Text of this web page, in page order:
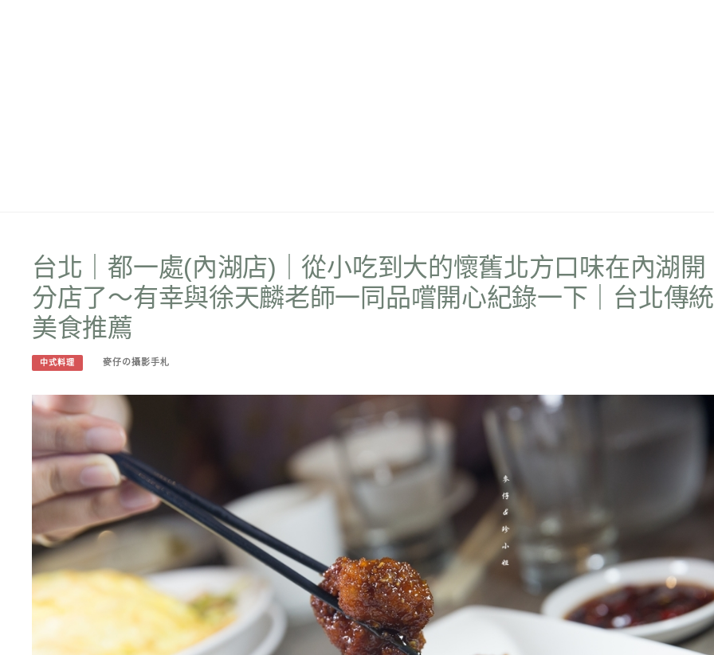
台北｜都一處(內湖店)｜從小吃到大的懷舊北方口味在內湖開
分店了～有幸與徐天麟老師一同品嚐開心紀錄一下｜台北傳統
美食推薦
中式料理 麥仔の攝影手札